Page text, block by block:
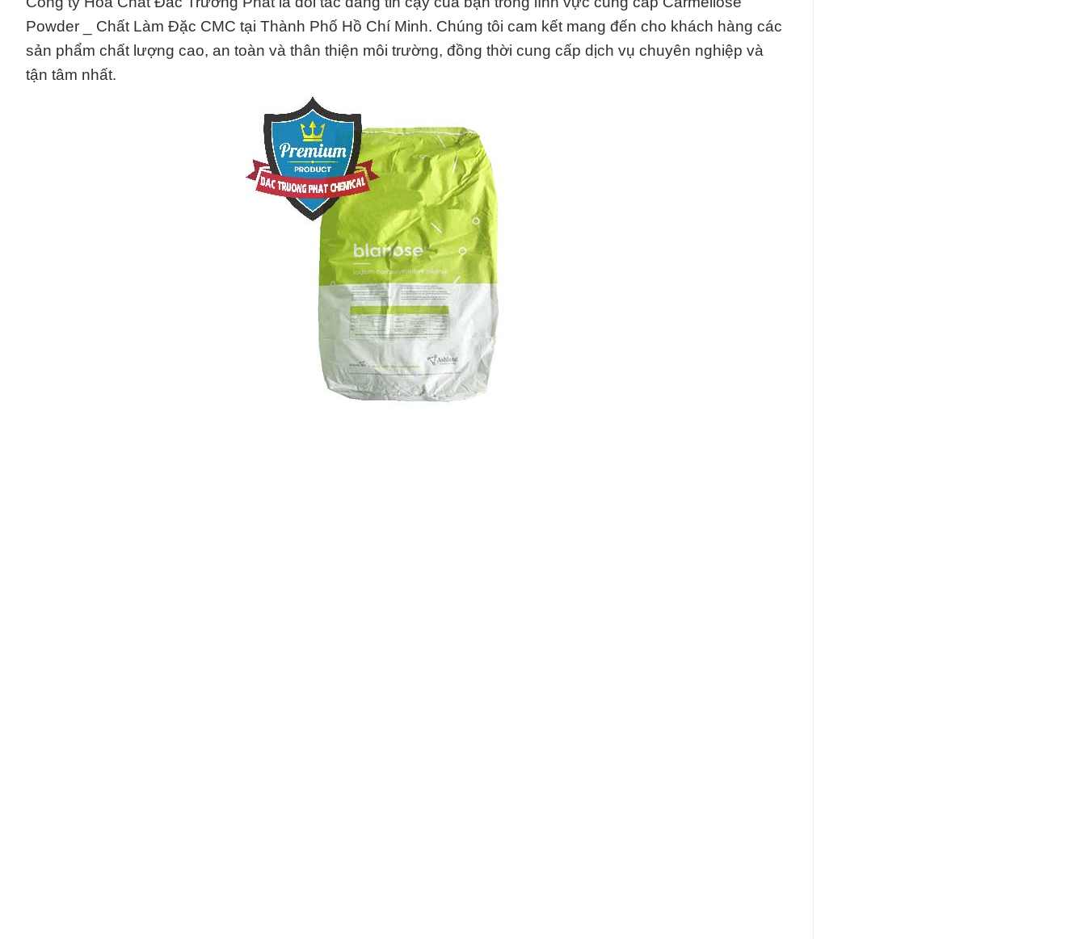
Powder _ Chất Làm Đặc CMC tại Thành Phố Hồ Chí Minh. Chúng tôi cam kết mang đến cho khách hàng các
sản phẩm chất lượng cao, an toàn và thân thiện môi trường, đồng thời cung cấp dịch vụ chuyên nghiệp và
tận tâm nhất.